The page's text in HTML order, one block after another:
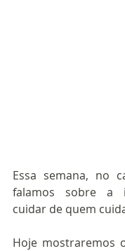
Essa semana, no
falamos sobre a
cuidar de quem
Hoje mostraremos